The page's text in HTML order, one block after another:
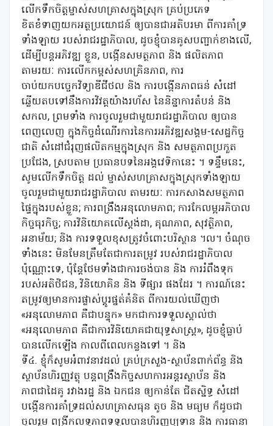
លើកទឹកចិត្តម្ចាស់សហគ្រាសក្នុងស្រុក គ្រប់ប្រភេទ
ខិតខំទាញយកអត្ថប្រយោជន៍ ឲ្យបានជាអតិបរមា ពីការគាំទ្រ
ទាំងឡាយ របស់រាជរដ្ឋាភិបាល, ដូចខ្ញុំបានគូសបញ្ជាក់ខាងលើ,
ដើម្បីបន្តអភិវឌ្ឍ ខ្លួន, បង្កើនសមត្ថភាព និង ផលិតភាព
តាមរយៈ ការលើកកម្ពស់សហគ្រិនភាព, ការ
ចាប់យកបច្ចេកវិទ្យាឌីជីថល និង ការបង្កើនភាពធន់ សំដៅ
ឆ្លើយតបទៅនឹងការវិវត្តយ៉ាងរហ័ស នៃនិន្នាការតំបន់ និង
សកល, ព្រមទាំង ការចូលរួមជាមួយរាជរដ្ឋាភិបាល ឲ្យបាន
ពេញលេញ ក្នុងកិច្ចដំណើរការនៃការអភិវឌ្ឍសង្គម-សេដ្ឋកិច្ច
ជាតិ សំដៅជំរុញផលិតកម្មក្នុងស្រុក និង សមត្ថភាពប្រកួត
ប្រជែង, ស្របតាម ប្រធានបទនៃអង្គវេទិកានេះ ។ ទន្ទឹមនេះ,
សូមលើកទឹកចិត្ត ដល់ ម្ចាស់សហគ្រាសក្នុងស្រុកទាំងឡាយ
ចូលរួមជាមួយរាជរដ្ឋាភិបាល តាមរយៈ ការកសាងសមត្ថភាព
ផ្ទៃក្នុងរបស់ខ្លួន; ការពង្រឹងអនុលោមភាព; ការកែលម្អអភិបាល
កិច្ចធុរកិច្ច; ការវិនិយោគលើស្តង់ដា, គុណភាព, សុវត្ថិភាព,
អនាម័យ; និង ការទទួលខុសត្រូវចំពោះបរិស្ថាន ។ល។ ចំណុច
ទាំងនេះ មិនមែនត្រឹមតែជាការតម្រូវ របស់រាជរដ្ឋាភិបាល
ប៉ុណ្ណោះទេ, ប៉ុន្តែថែមទាំងជាការចង់បាន និង ការរំពឹងទុក
របស់អតិថិជន, វិនិយោគិន និង ទីផ្សារ ផងដែរ ។ ការណ៍នេះ
តម្រូវឲ្យមានការផ្លាស់ប្តូរផ្នត់គំនិត ពីការយល់ឃើញថា
«អនុលោម​ភាព គឺជាបន្ទុក» មកជាការទទួលស្គាល់ថា
«អនុលោមភាព គឺជាការវិនិយោគជាយុទ្ធសាស្ត្រ», ដូចខ្ញុំធ្លាប់
បានលើកឡើង កាលពីពេលកន្លងទៅ ។ និង
ទី៤. ខ្ញុំក៏សូមអំពាវនាវដល់ គ្រប់ក្រសួង-ស្ថាប័នពាក់ព័ន្ធ និង
ស្ថាប័នហិរញ្ញវត្ថុ បន្តពង្រឹងកិច្ចសហការអន្តរស្ថាប័ន និង
ភាពជាដៃគូ រវាងរដ្ឋ និង ឯកជន ឲ្យកាន់តែ ជិតស្និទ្ធ សំដៅ
បង្កើនការគាំទ្រដល់សហគ្រាសធុន តូច និង មធ្យម ក៏ដូចជា
ចូលរួម ពង្រីកលទ្ធភាពទទួលបានហិរញ្ញប្បទាន និង ការធានា